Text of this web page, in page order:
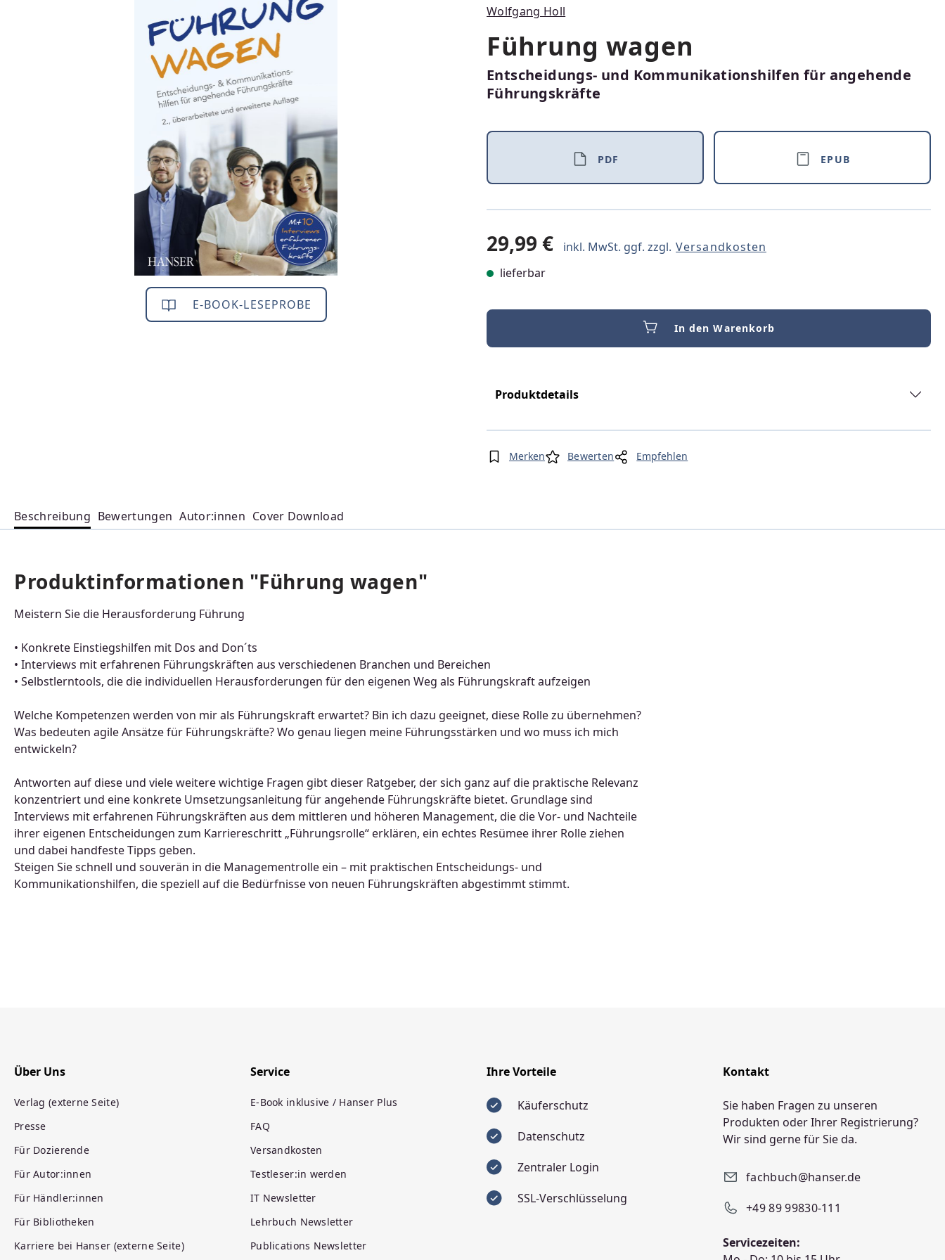
E-BOOK-LESEPROBE
Wolfgang Holl
Führung wagen
Entscheidungs- und Kommunikationshilfen für angehende
Führungskräfte
PDF EPUB
29,99 € inkl. MwSt. ggf. zzgl. Versandkosten
lieferbar
In den Warenkorb
Produktdetails
Merken Bewerten Empfehlen
Beschreibung Bewertungen Autor:innen Cover Download
Produktinformationen "Führung wagen"
Meistern Sie die Herausforderung Führung
• Konkrete Einstiegshilfen mit Dos and Don´ts
• Interviews mit erfahrenen Führungskräften aus verschiedenen Branchen und Bereichen
• Selbstlerntools, die die individuellen Herausforderungen für den eigenen Weg als Führungskraft aufzeigen
Welche Kompetenzen werden von mir als Führungskraft erwartet? Bin ich dazu geeignet, diese Rolle zu übernehmen?
Was bedeuten agile Ansätze für Führungskräfte? Wo genau liegen meine Führungsstärken und wo muss ich mich
entwickeln?
Antworten auf diese und viele weitere wichtige Fragen gibt dieser Ratgeber, der sich ganz auf die praktische Relevanz
konzentriert und eine konkrete Umsetzungsanleitung für angehende Führungskräfte bietet. Grundlage sind
Interviews mit erfahrenen Führungskräften aus dem mittleren und höheren Management, die die Vor- und Nachteile
ihrer eigenen Entscheidungen zum Karriereschritt „Führungsrolle“ erklären, ein echtes Resümee ihrer Rolle ziehen
und dabei handfeste Tipps geben.
Steigen Sie schnell und souverän in die Managementrolle ein – mit praktischen Entscheidungs- und
Kommunikationshilfen, die speziell auf die Bedürfnisse von neuen Führungskräften abgestimmt stimmt.
Über Uns
Verlag (externe Seite)
Presse
Für Dozierende
Für Autor:innen
Für Händler:innen
Für Bibliotheken
Karriere bei Hanser (externe Seite)
Service
E-Book inklusive / Hanser Plus
FAQ
Versandkosten
Testleser:in werden
IT Newsletter
Lehrbuch Newsletter
Publications Newsletter
Ihre Vorteile
Käuferschutz
Datenschutz
Zentraler Login
SSL-Verschlüsselung
Kontakt
Sie haben Fragen zu unseren
Produkten oder Ihrer Registrierung?
Wir sind gerne für Sie da.
fachbuch@hanser.de
+49 89 99830-111
Servicezeiten: